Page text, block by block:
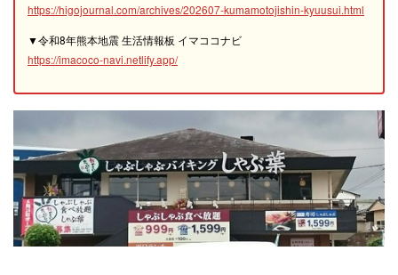
https://higojournal.com/archives/202607-kumamotojishin-kyuusui.html
▼令和8年熊本地震 生活情報板 イマココナビ
https://imacoco-navi.netlify.app/